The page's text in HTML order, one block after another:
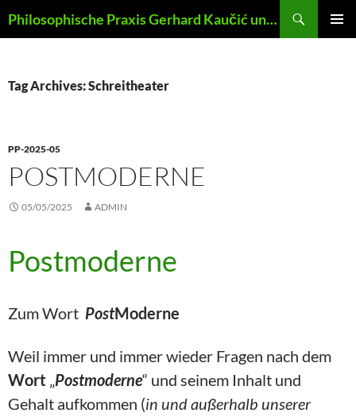
to
Philosophische Praxis Gerhard Kaučić und Anna Lydia Huber
Tag Archives: Schreitheater
PP-2025-05
POSTMODERNE
05/05/2025 ADMIN
Postmoderne
Zum Wort PostModerne
Weil immer und immer wieder Fragen nach dem
Wort „Postmoderne“ und seinem Inhalt und
Gehalt aufkommen (in und außerhalb unserer